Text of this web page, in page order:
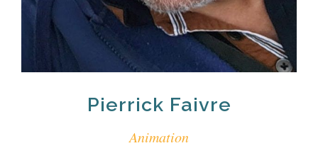
Pierrick Faivre
Animation